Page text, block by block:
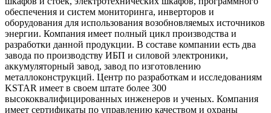
обеспечения и систем мониторинга, инверторов и
оборудования для использования возобновляемых источников
энергии. Компания имеет полный цикл производства и
разработки данной продукции. В составе компании есть два
завода по производству ИБП и силовой электроники,
аккумуляторный завод, завод по изготовлению
металлоконструкций. Центр по разработкам и исследованиям
KSTAR имеет в своем штате более 300
высококвалифицированных инженеров и ученых. Компания
имеет сертификаты по управлению качеством и охраны